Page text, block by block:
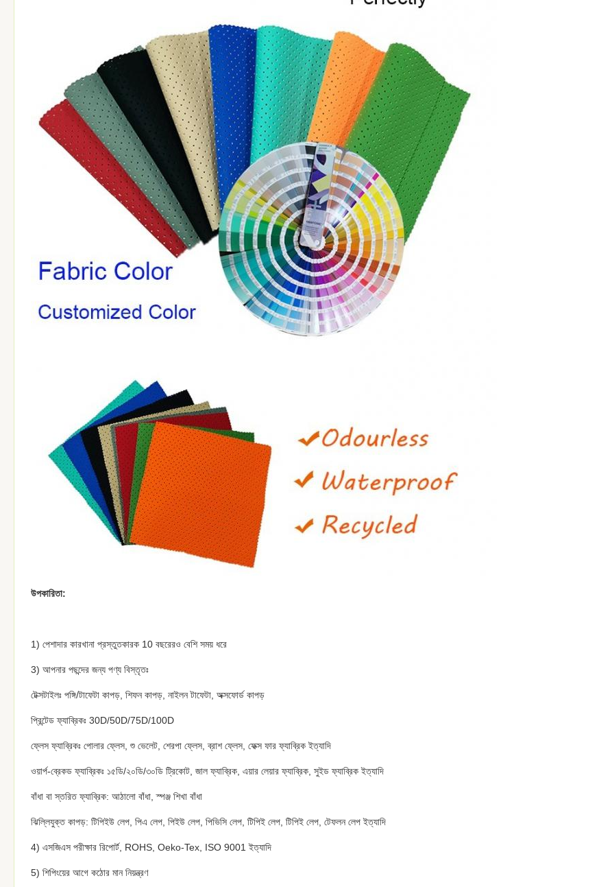
উপকারিতা:
1) পেশাদার কারখানা প্রস্তুতকারক 10 বছরেরও বেশি সময় ধরে
3) আপনার পছন্দের জন্য পণ্য বিস্তৃতঃ
টেক্সটাইলঃ পঙ্গি/টাফেটা কাপড়, শিফন কাপড়, নাইলন টাফেটা, অক্সফোর্ড কাপড়
প্রিন্টেড ফ্যাব্রিকঃ 30D/50D/75D/100D
ফ্লেস ফ্যাব্রিকঃ পোলার ফ্লেস, শু ভেলেট, শেরপা ফ্লেস, ব্রাশ ফ্লেস, ফেক্স ফার ফ্যাব্রিক ইত্যাদি
ওয়ার্প-ব্রেকড ফ্যাব্রিকঃ ১৫ডি/২০ডি/৩০ডি ট্রিকোট, জাল ফ্যাব্রিক, এয়ার লেয়ার ফ্যাব্রিক, সুইড ফ্যাব্রিক ইত্যাদি
বাঁধা বা স্তরিত ফ্যাব্রিক: আঠালো বাঁধা, স্পঞ্জ শিখা বাঁধা
ঝিল্লিযুক্ত কাপড়: টিপিইউ লেপ, পিএ লেপ, পিইউ লেপ, পিভিসি লেপ, টিপিই লেপ, টিপিই লেপ, টেফলন লেপ ইত্যাদি
4) এসজিএস পরীক্ষার রিপোর্ট, ROHS, Oeko-Tex, ISO 9001 ইত্যাদি
5) শিপিংয়ের আগে কঠোর মান নিয়ন্ত্রণ